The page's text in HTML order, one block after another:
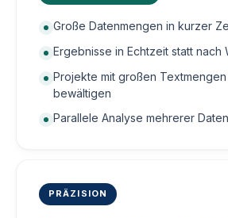
Große Datenmengen in kurzer
Ergebnisse in Echtzeit statt nach
Projekte mit großen
bewältigen
Parallele Analyse mehrerer
PRÄZISION